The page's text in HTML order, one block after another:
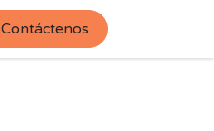
Contáctenos